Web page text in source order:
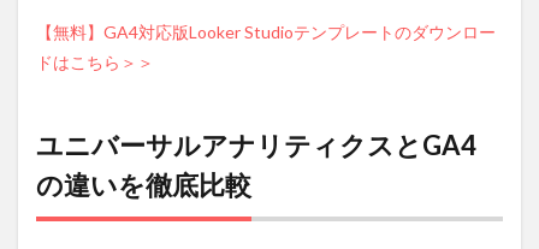
分析
があ
る
ユニ
バー
サル
リテ
【無料】GA4対応版Looker Studioテンプレートのダウンロー
ドはこちら＞＞
ユニバーサルアナリティクスとGA4
の違いを徹底比較